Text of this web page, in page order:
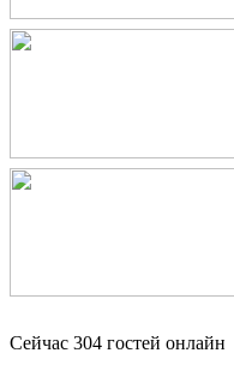
Сейчас 304 гостей онлайн